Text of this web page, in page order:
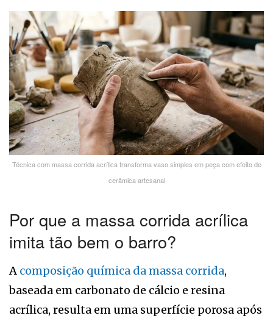
Técnica com massa corrida acrílica transforma vaso simples em peça com efeito de
cerâmica artesanal
Por que a massa corrida acrílica
imita tão bem o barro?
A composição química da massa corrida,
baseada em carbonato de cálcio e resina
acrílica, resulta em uma superfície porosa após